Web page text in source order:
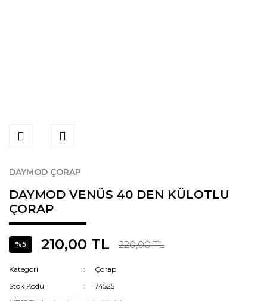
DAYMOD ÇORAP
DAYMOD VENÜS 40 DEN KÜLOTLU
ÇORAP
%5 210,00 TL 220,00 TL
Kategori
Çorap
Stok Kodu
74525